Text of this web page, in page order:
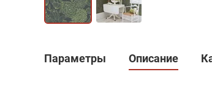
Параметры Описание